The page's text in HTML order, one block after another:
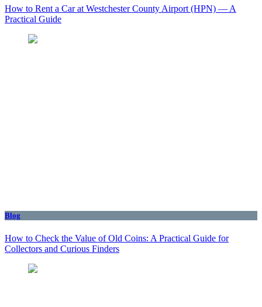
How to Rent a Car at Westchester County Airport (HPN) — A
Practical Guide
Blog
How to Check the Value of Old Coins: A Practical Guide for
Collectors and Curious Finders